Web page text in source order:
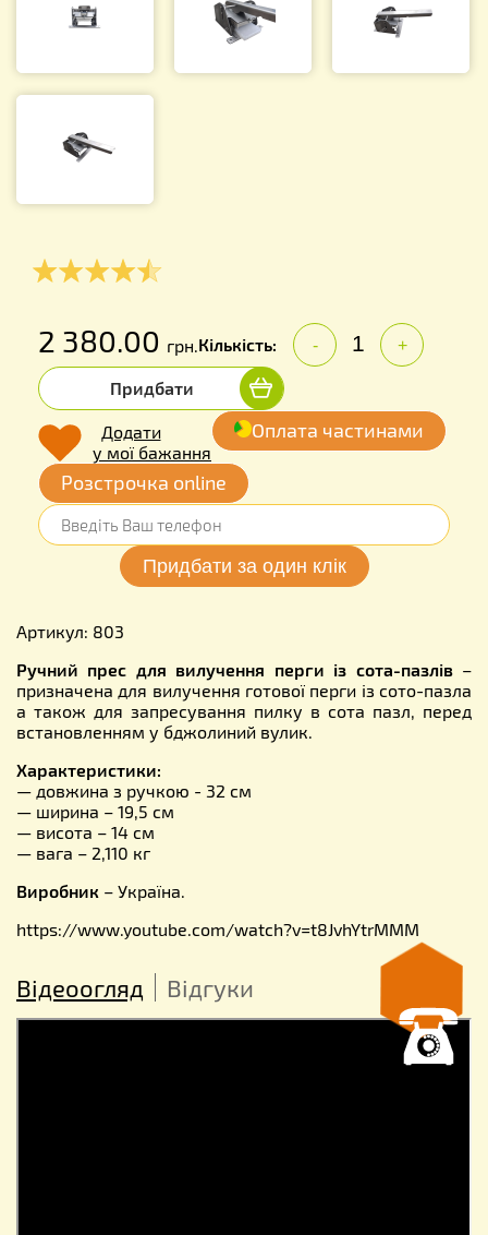
2 380.00 грн.Кількість: - +
Придбати
Додати
у мої бажання
Оплата частинами
Розстрочка online
Артикул: 803
Ручний прес для вилучення перги із сота-пазлів–
призначена для вилучення готової перги із сото-пазла
а також для запресування пилку в сота пазл, перед
встановленням у бджолиний вулик.
Характеристики:
— довжина з ручкою - 32 см
— ширина – 19,5 см
— висота – 14 см
— вага – 2,110 кг
Виробник – Україна.
https://www.youtube.com/watch?v=t8JvhYtrMMM
Відеоогляд Відгуки